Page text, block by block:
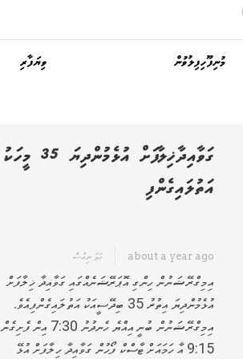
މުނިފޫހިފިލުވުން ވިޔަފާރި
ގަވާއިދާޚިލާފަށް އުޅެމުންދިޔަ 35 މީހަކު
އަތުލައިގެންފި
ހަމަ ނިއުސް about a year ago
އިމިގްރޭޝަނުން ހިންގި އޮޕަރޭޝަނެއްގައި ގަވާއިދާ ޚިލާފަށް
އުޅެމުންދިޔަ އިތުރު 35 ބިދޭސީއަކު އަތުލައިގެންފިއެވެ.
އިމިގްރޭޝަނުން ބުނީ އިއްޔެ ހެނދުނު 7:30 އިން ފެށިގެން
9:15 އާ ހަމައަށް ޓާސްކް ފޯހުން ގަވާއިދާ ހިލާފަށް އުޅޭ